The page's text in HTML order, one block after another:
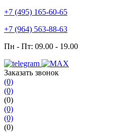
+7 (495) 165-60-65
+7 (964) 563-88-63
Пн - Пт: 09.00 - 19.00
Заказать звонок
(0)
(0)
(0)
(0)
(0)
(0)